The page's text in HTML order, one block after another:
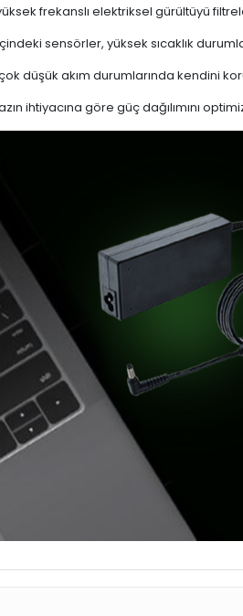
frekanslı elektriksel gürültüyü
sensörler, yüksek sıcaklık
düşük akım durumlarında kendini
ihtiyacına göre güç dağılımını